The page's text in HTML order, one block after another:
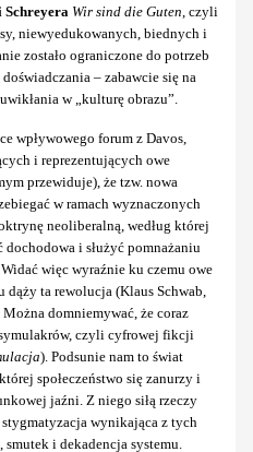
Schreyera Wir sind die Guten, czyli
niewyedukowanych, biednych i
zostało ograniczone do potrzeb
– zabawcie się na
w „kulturę obrazu”.
wpływowego forum z Davos,
i reprezentujących owe
przewiduje), że tzw. nowa
w ramach wyznaczonych
neoliberalną, według której
dochodowa i służyć pomnażaniu
więc wyraźnie ku czemu owe
dąży ta rewolucja (Klaus Schwab,
Można domniemywać, że coraz
czyli cyfrowej fikcji
). Podsunie nam to świat
społeczeństwo się zanurzy i
jaźni. Z niego siłą rzeczy
wynikająca z tych
smutek i dekadencja systemu.